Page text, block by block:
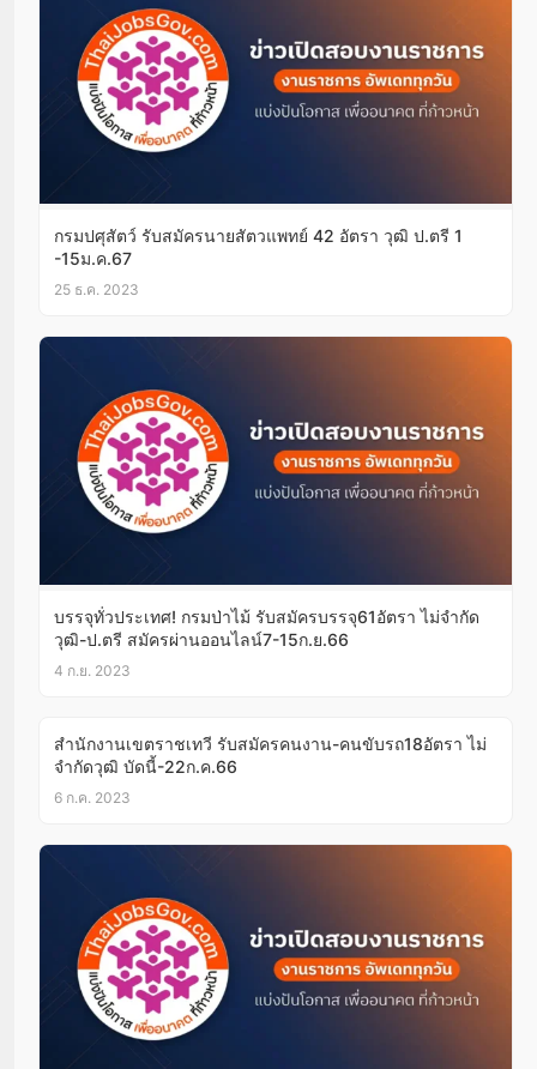
กรมปศุสัตว์ รับสมัครนายสัตวแพทย์ 42 อัตรา วุฒิ ป.ตรี 1
-15ม.ค.67
25 ธ.ค. 2023
บรรจุทั่วประเทศ! กรมป่าไม้ รับสมัครบรรจุ61อัตรา ไม่จำกัด
วุฒิ-ป.ตรี สมัครผ่านออนไลน์7-15ก.ย.66
4 ก.ย. 2023
สำนักงานเขตราชเทวี รับสมัครคนงาน-คนขับรถ18อัตรา ไม่
จำกัดวุฒิ บัดนี้-22ก.ค.66
6 ก.ค. 2023